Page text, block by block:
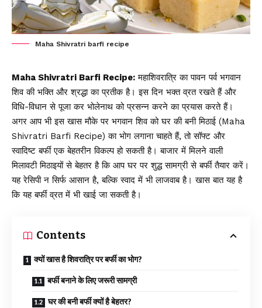
Maha Shivratri barfi recipe
Maha Shivratri Barfi Recipe: महाशिवरात्रि का पावन पर्व भगवान
शिव की भक्ति और श्रद्धा का प्रतीक है। इस दिन भक्त व्रत रखते हैं और
विधि-विधान से पूजा कर भोलेनाथ को प्रसन्न करने का प्रयास करते हैं।
अगर आप भी इस खास मौके पर भगवान शिव को घर की बनी मिठाई (Maha
Shivratri Barfi Recipe) का भोग लगाना चाहते हैं, तो सॉफ्ट और
स्वादिष्ट बर्फी एक बेहतरीन विकल्प हो सकती है। बाजार में मिलने वाली
मिलावटी मिठाइयों से बेहतर है कि आप घर पर शुद्ध सामग्री से बर्फी तैयार करें।
यह रेसिपी न सिर्फ आसान है, बल्कि स्वाद में भी लाजवाब है। खास बात यह है
कि यह बर्फी व्रत में भी खाई जा सकती है।
Contents
क्यों खास है शिवरात्रि पर बर्फी का भोग?
बर्फी बनाने के लिए जरूरी सामग्री
घर की बनी बर्फी क्यों है बेहतर?